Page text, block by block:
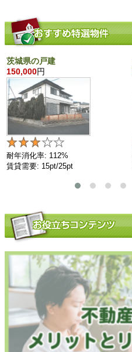
茨城県の戸建
150,000円
耐年消化率: 112%
賃貸需要: 15pt/25pt